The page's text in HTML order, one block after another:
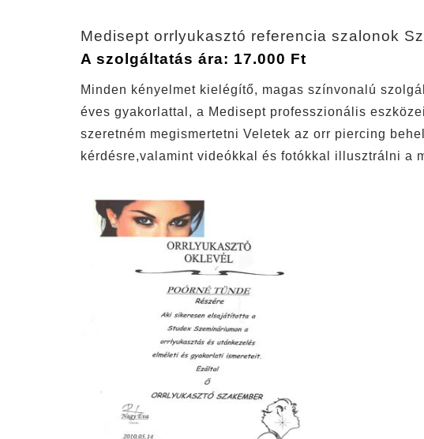
Medisept orrlyukasztó referencia szalonok
A szolgáltatás ára: 17.000 Ft
Minden kényelmet kielégítő, magas színvonalú
éves gyakorlattal, a Medisept professzionális
szeretném megismertetni Veletek az orr piercing
kérdésre,valamint videókkal és fotókkal illusztrálni a